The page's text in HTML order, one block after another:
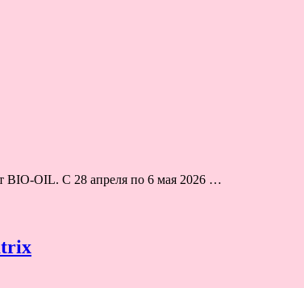
BIO-OIL. С 28 апреля по 6 мая 2026 …